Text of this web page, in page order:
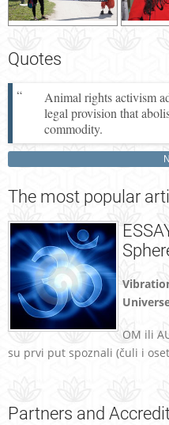
Quotes
Animal rights activism
legal provision that
commodity.
The most popular
OM ili
su prvi put spoznali (čuli i
Partners and